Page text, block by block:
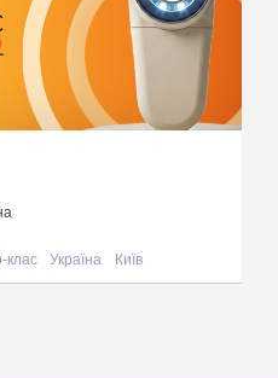
клас Україна Київ